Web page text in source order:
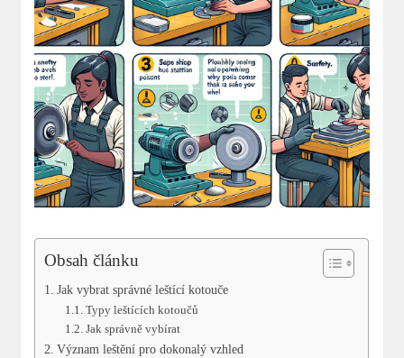
Obsah článku
Jak vybrat správné leštící kotouče
Typy leštících kotoučů
Jak správně vybírat
Význam leštění pro dokonalý vzhled